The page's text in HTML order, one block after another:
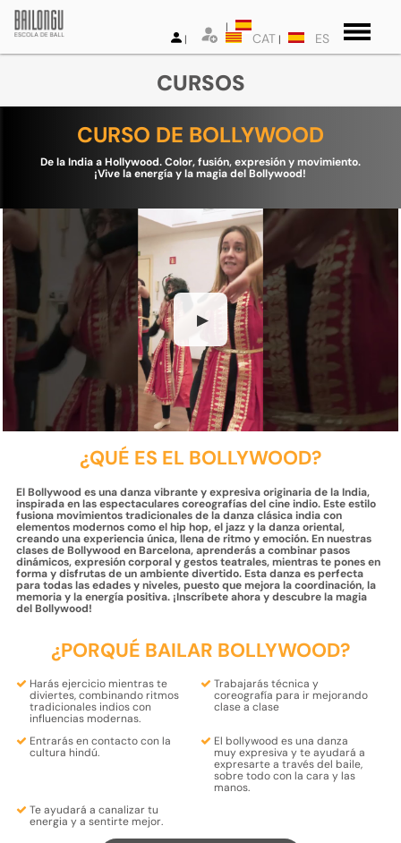
CAT ES
CURSOS
CURSO DE BOLLYWOOD
De la India a Hollywood. Color, fusión, expresión y movimiento.
¡Vive la energía y la magia del Bollywood!
▶
¿QUÉ ES EL BOLLYWOOD?
El Bollywood es una danza vibrante y expresiva originaria de la India,
inspirada en las espectaculares coreografías del cine indio. Este estilo
fusiona movimientos tradicionales de la danza clásica india con
elementos modernos como el hip hop, el jazz y la danza oriental,
creando una experiencia única, llena de ritmo y emoción. En nuestras
clases de Bollywood en Barcelona, ​​aprenderás a combinar pasos
dinámicos, expresión corporal y gestos teatrales, mientras te pones en
forma y disfrutas de un ambiente divertido. Esta danza es perfecta
para todas las edades y niveles, puesto que mejora la coordinación, la
memoria y la energía positiva. ¡Inscríbete ahora y descubre la magia
del Bollywood!
¿PORQUÉ BAILAR BOLLYWOOD?
Harásejercicio mientras te
diviertes, combinando ritmos
tradicionales indios con
influencias modernas.
Trabajarástécnica y
coreografía para ir mejorando
clase a clase
Entrarás en contacto con la
cultura hindú.
El bollywood es una danza
muy expresiva y te ayudará a
expresarte a través del baile,
sobre todo con la cara y las
manos.
Te ayudará a canalizar tu
energia y a sentirte mejor.